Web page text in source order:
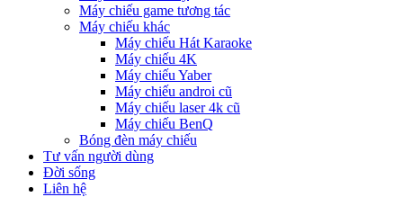
Máy chiếu game tương tác
Máy chiếu khác
Máy chiếu Hát Karaoke
Máy chiếu 4K
Máy chiếu Yaber
Máy chiếu androi cũ
Máy chiếu laser 4k cũ
Máy chiếu BenQ
Bóng đèn máy chiếu
Tư vấn người dùng
Đời sống
Liên hệ